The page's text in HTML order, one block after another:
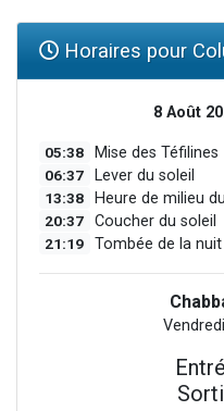
Horaires pour
8 Août
05:38 Mise des Téfilines
06:37 Lever du soleil
13:38 Heure de milieu
20:37 Coucher du soleil
21:19 Tombée de la nuit